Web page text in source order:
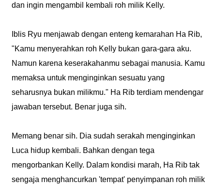
dan ingin mengambil kembali roh milik Kelly.
Iblis Ryu menjawab dengan enteng kemarahan Ha Rib,
"Kamu menyerahkan roh Kelly bukan gara-gara aku.
Namun karena keserakahanmu sebagai manusia. Kamu
memaksa untuk menginginkan sesuatu yang
seharusnya bukan milikmu." Ha Rib terdiam mendengar
jawaban tersebut. Benar juga sih.
Memang benar sih. Dia sudah serakah menginginkan
Luca hidup kembali. Bahkan dengan tega
mengorbankan Kelly. Dalam kondisi marah, Ha Rib tak
sengaja menghancurkan 'tempat' penyimpanan roh milik